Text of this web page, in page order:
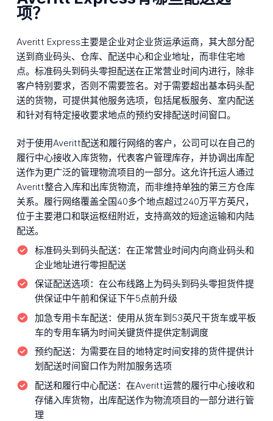
项？
Averitt Express主要是企业对企业货运承运商，其大部分配
送到商业码头、仓库、配送中心和企业地址，而非住宅地
点。标准码头到码头零担配送在正常营业时间内进行，除非
客户特别要求，否则不需要签名。对于需要超出基本码头配
送的货物，可提供其他服务选项，包括尾板服务、室内配送
和针对有特定接收要求地点的预约安排配送时间窗口。
对于使用Averitt配送和履行网络的客户，公司可以在自己的
履行中心接收入库货物，代表客户管理库存，并协调出库配
送作为更广泛的管理物流项目的一部分。这允许托运人通过
Averitt整合入库和出库货物流，而非维持单独的第三方仓库
关系。履行网络覆盖全国40多个地点超过240万平方英尺，
位于主要港口和联运枢纽附近，支持高效的短途运输和内陆
配送。
标准码头到码头配送： 在正常营业时间内向商业码头和
企业地址进行零担配送
保证配送选项： 在公布线路上为码头到码头零担货件提
供保证中午前和保证下午5点前升级
加急专用卡车配送： 使用从货车到53英尺干货车或平板
车的专用车辆为时间关键货件提供定制调度
预约配送： 为需要在目的地特定时间安排的货件提供计
划配送时间窗口作为附加服务选项
配送和履行中心配送： 在Averitt运营的履行中心接收和
存储入库货物，出库配送作为物流项目的一部分进行管
理